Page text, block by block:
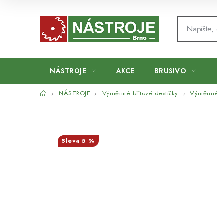
NÁSTROJE AKCE BRUSIVO
DomůNÁSTROJE Výměnné břitové destičky
5 %